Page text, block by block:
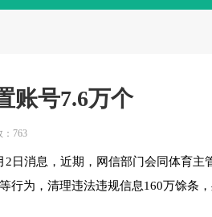
账号7.6万个
763
消息，近期，网信部门会同体育主
行为，清理违法违规信息160万馀条